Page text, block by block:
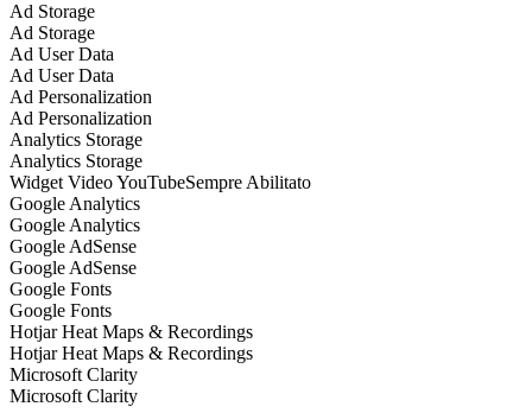
Ad Storage
Ad Storage
Ad User Data
Ad User Data
Ad Personalization
Ad Personalization
Analytics Storage
Analytics Storage
Widget Video YouTubeSempre Abilitato
Google Analytics
Google Analytics
Google AdSense
Google AdSense
Google Fonts
Google Fonts
Hotjar Heat Maps & Recordings
Hotjar Heat Maps & Recordings
Microsoft Clarity
Microsoft Clarity